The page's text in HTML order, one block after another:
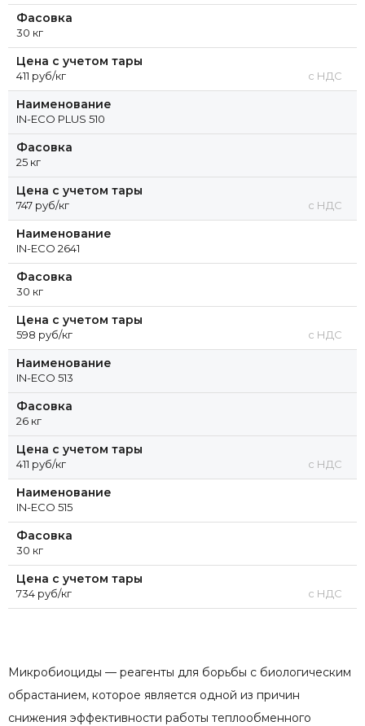
Фасовка
30 кг
Цена с учетом тары
411 руб/кг с НДС
Наименование
IN-ECO PLUS 510
Фасовка
25 кг
Цена с учетом тары
747 руб/кг с НДС
Наименование
IN-ECO 2641
Фасовка
30 кг
Цена с учетом тары
598 руб/кг с НДС
Наименование
IN-ECO 513
Фасовка
26 кг
Цена с учетом тары
411 руб/кг с НДС
Наименование
IN-ECO 515
Фасовка
30 кг
Цена с учетом тары
734 руб/кг с НДС
Микробиоциды — реагенты для борьбы с биологическим
обрастанием, которое является одной из причин
снижения эффективности работы теплообменного